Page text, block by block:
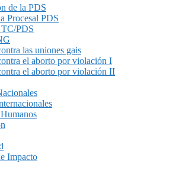
de la PDS
Procesal PDS
TC/PDS
las uniones gais
el aborto por violación I
el aborto por violación II
Impacto